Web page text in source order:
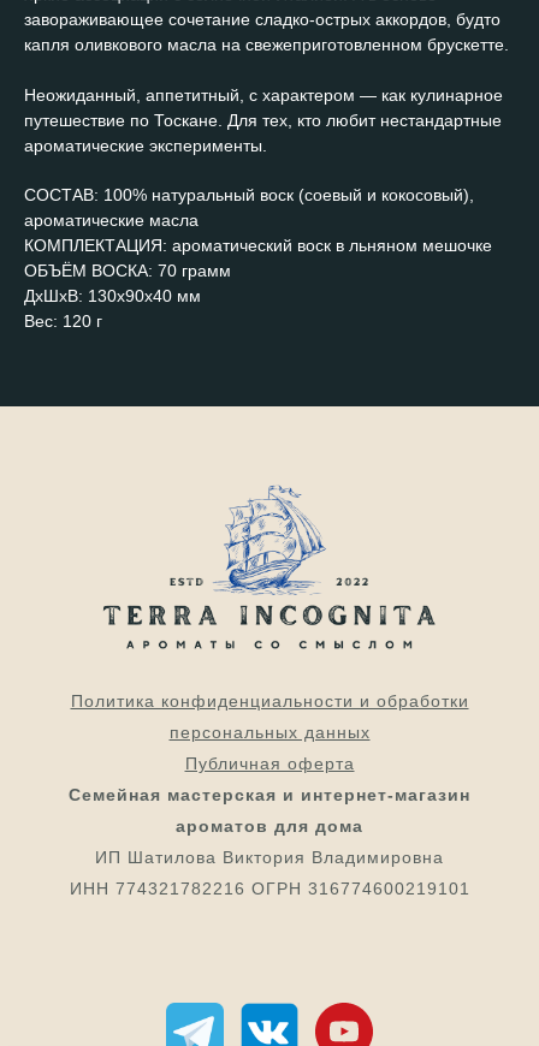
завораживающее сочетание сладко-острых аккордов, будто
капля оливкового масла на свежеприготовленном брускетте.
Неожиданный, аппетитный, с характером — как кулинарное
путешествие по Тоскане. Для тех, кто любит нестандартные
ароматические эксперименты.
СОСТАВ: 100% натуральный воск (соевый и кокосовый),
ароматические масла
КОМПЛЕКТАЦИЯ: ароматический воск в льняном мешочке
ОБЪЁМ ВОСКА: 70 грамм
ДxШxВ: 130x90x40 мм
Вес: 120 г
Политика конфиденциальности и обработки
персональных данных
Публичная оферта
Семейная мастерская и интернет-магазин
ароматов для дома
ИП Шатилова Виктория Владимировна
ИНН 774321782216 ОГРН 316774600219101